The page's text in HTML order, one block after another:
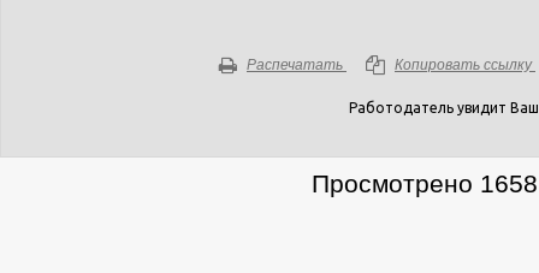
Распечатать Копировать ссылку
Работодатель увидит
Просмотрено